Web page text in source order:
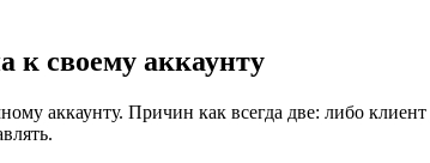
к своему аккаунту
аккаунту. Причин как всегда две: либо